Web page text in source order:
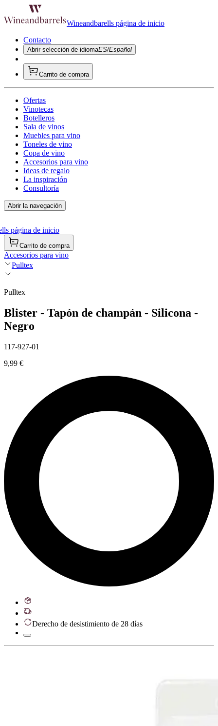
Wineandbarells página de inicio
Contacto
Abrir selección de idiomaES/Español
Carrito de compra
Ofertas
Vinotecas
Botelleros
Sala de vinos
Muebles para vino
Toneles de vino
Copa de vino
Accesorios para vino
Ideas de regalo
La inspiración
Consultoría
Abrir la navegación
página de inicio
Carrito de compra
Accesorios para vino
Pulltex
Pulltex
Blister - Tapón de champán - Silicona -
Negro
117-927-01
9,99 €
Derecho de desistimiento de 28 días